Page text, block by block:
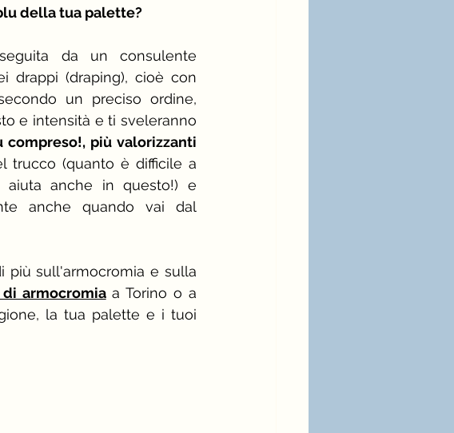
della tua palette?
da un consulente
drappi (draping), cioè con
un preciso ordine,
e intensità e ti sveleranno
compreso!, più valorizzanti
trucco (quanto è difficile a
aiuta anche in questo!) e
anche quando vai dal
più sull'armocromia e sulla
armocromia a Torino o a
la tua palette e i tuoi